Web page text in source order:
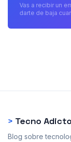
Vas a recibir un
darte de baja
> Tecno
Blog sobre